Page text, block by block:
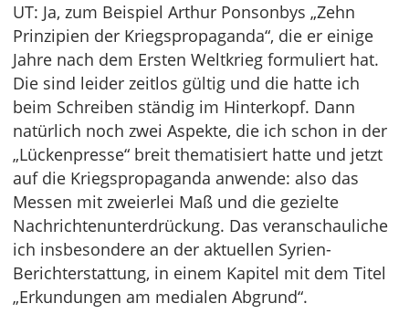
UT: Ja, zum Beispiel Arthur Ponsonbys „Zehn
Prinzipien der Kriegspropaganda“, die er einige
Jahre nach dem Ersten Weltkrieg formuliert hat.
Die sind leider zeitlos gültig und die hatte ich
beim Schreiben ständig im Hinterkopf. Dann
natürlich noch zwei Aspekte, die ich schon in der
„Lückenpresse“ breit thematisiert hatte und jetzt
auf die Kriegspropaganda anwende: also das
Messen mit zweierlei Maß und die gezielte
Nachrichtenunterdrückung. Das veranschauliche
ich insbesondere an der aktuellen Syrien-
Berichterstattung, in einem Kapitel mit dem Titel
„Erkundungen am medialen Abgrund“.